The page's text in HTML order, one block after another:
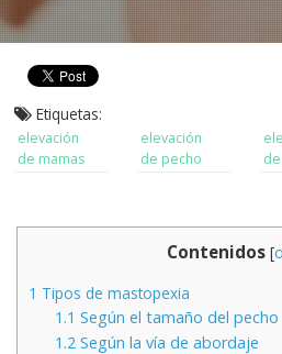
Etiquetas:
elevación
de mamas
elevación
de pecho
Contenidos [
1 Tipos de mastopexia
1.1 Según el tamaño del pecho
1.2 Según la vía de abordaje